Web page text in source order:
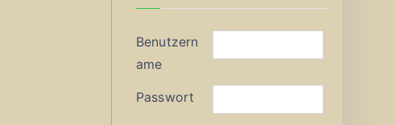
Benutzern
ame
Passwort